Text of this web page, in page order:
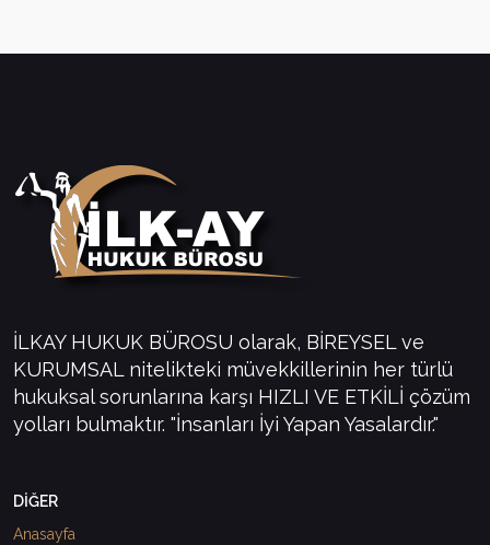
İLKAY HUKUK BÜROSU olarak, BİREYSEL ve
KURUMSAL nitelikteki müvekkillerinin her türlü
hukuksal sorunlarına karşı HIZLI VE ETKİLİ çözüm
yolları bulmaktır. "İnsanları İyi Yapan Yasalardır."
DİĞER
Anasayfa